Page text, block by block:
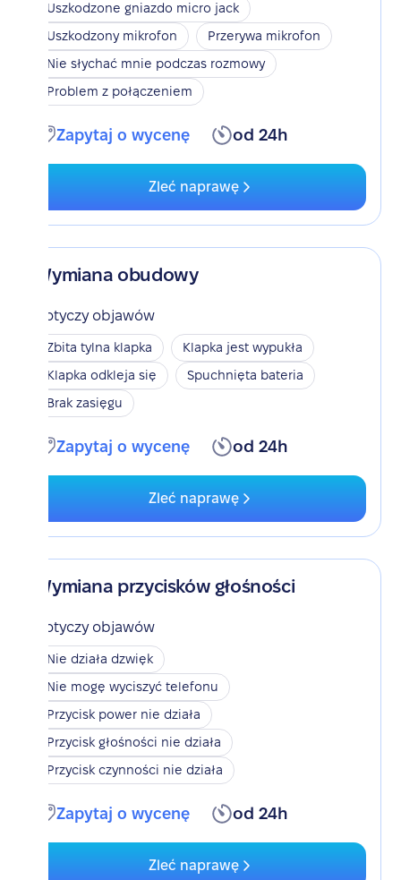
Uszkodzone gniazdo micro jack
Uszkodzony mikrofon
Przerywa mikrofon
Nie słychać mnie podczas rozmowy
Problem z połączeniem
Zapytaj o wycenę od 24h
Zleć naprawę
Wymiana obudowy
Dotyczy objawów
Zbita tylna klapka
Klapka jest wypukła
Klapka odkleja się
Spuchnięta bateria
Brak zasięgu
Zapytaj o wycenę od 24h
Zleć naprawę
Wymiana przycisków głośności
Dotyczy objawów
Nie działa dzwięk
Nie mogę wyciszyć telefonu
Przycisk power nie działa
Przycisk głośności nie działa
Przycisk czynności nie działa
Zapytaj o wycenę od 24h
Zleć naprawę